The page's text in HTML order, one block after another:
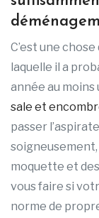
C’est une
laquelle il a
année au moins
sale et
passer
soigneusement,
moquette et
vous faire si
norme de